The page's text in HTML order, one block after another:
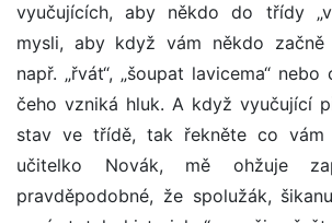
vyučujících, aby někdo do třídy
mysli, aby když vám někdo začně
např. „řvát“, „šoupat lavicema“
čeho vzniká hluk. A když vyučující
stav ve třídě, tak řekněte co vám
učitelko Novák, mě ohžuje
pravděpodobné, že spolužák,